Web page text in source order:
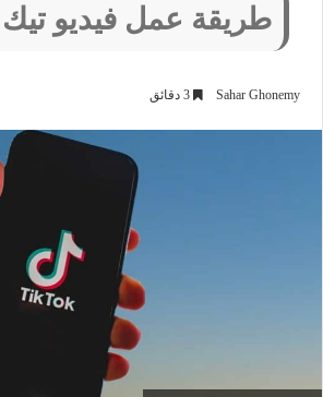
طريقة عمل فيديو
Sahar Ghonemy